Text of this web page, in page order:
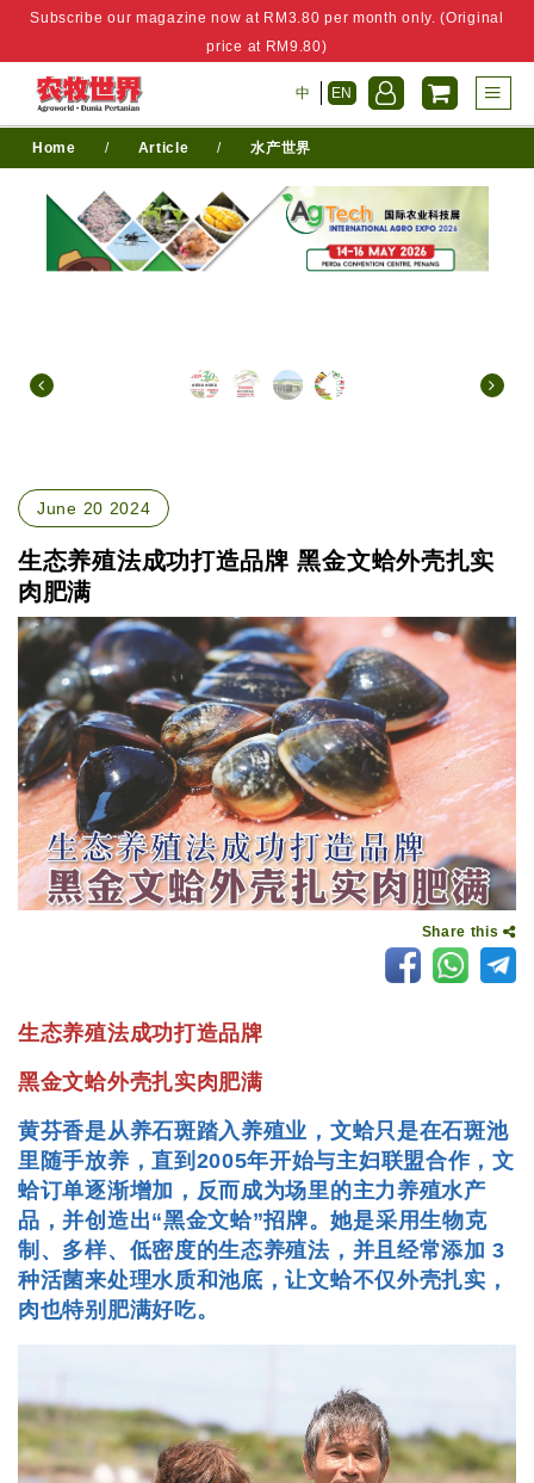
Subscribe our magazine now at RM3.80 per month only. (Original
price at RM9.80)
中 EN
Home / Article / 水产世界
June 20 2024
生态养殖法成功打造品牌 黑金文蛤外壳扎实
肉肥满
Share this
生态养殖法成功打造品牌
黑金文蛤外壳扎实肉肥满
黄芬香是从养石斑踏入养殖业，文蛤只是在石斑池
里随手放养，直到2005年开始与主妇联盟合作，文
蛤订单逐渐增加，反而成为场里的主力养殖水产
品，并创造出“黑金文蛤”招牌。她是采用生物克
制、多样、低密度的生态养殖法， 并且经常添加 3
种活菌来处理水质和池底，让文蛤不仅外壳扎实，
肉也特别肥满好吃。